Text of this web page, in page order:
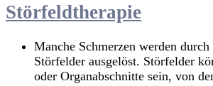
Störfeldtherapie
Manche Schmerzen werden durch
Störfelder ausgelöst. Störfelder
oder Organabschnitte sein, von